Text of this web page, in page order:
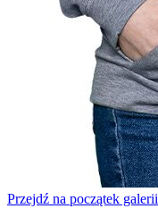
Przejdź na początek galerii